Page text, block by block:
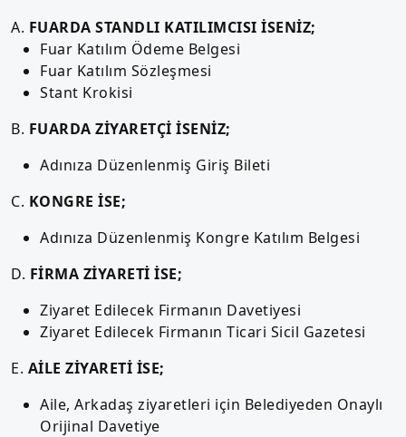
A. FUARDA STANDLI KATILIMCISI İSENİZ;
Fuar Katılım Ödeme Belgesi
Fuar Katılım Sözleşmesi
Stant Krokisi
B. FUARDA ZİYARETÇİ İSENİZ;
Adınıza Düzenlenmiş Giriş Bileti
C. KONGRE İSE;
Adınıza Düzenlenmiş Kongre Katılım Belgesi
D. FİRMA ZİYARETİ İSE;
Ziyaret Edilecek Firmanın Davetiyesi
Ziyaret Edilecek Firmanın Ticari Sicil Gazetesi
E. AİLE ZİYARETİ İSE;
Aile, Arkadaş ziyaretleri için Belediyeden Onaylı
Orijinal Davetiye